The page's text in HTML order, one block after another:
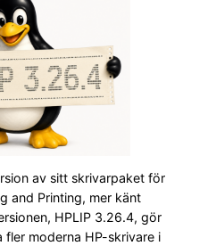
av sitt skrivarpaket för
and Printing, mer känt
HPLIP 3.26.4, gör
moderna HP-skrivare i